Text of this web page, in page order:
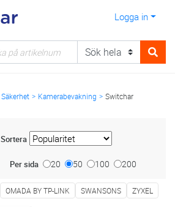
Logga in
Säkerhet Kamerabevakning Switchar
Sortera
Per sida 20 50 100 200
OMADA BY TP-LINK SWANSONS ZYXEL